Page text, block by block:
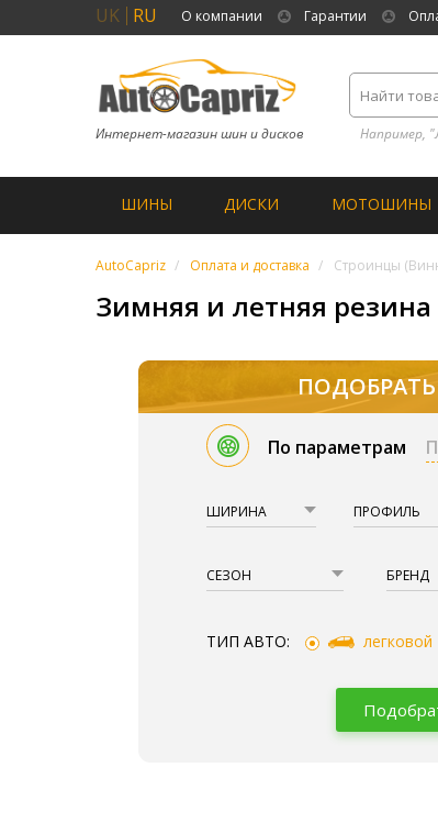
UK RU О компании Гарантии
Интернет-магазин шин и дисков Например,
ШИНЫ ДИСКИ МОТОШИНЫ
AutoCapriz Оплата и доставка Строинцы
Зимняя и летняя
По параметрам
ШИРИНА ПРОФИЛЬ
СЕЗОН БРЕНД
ТИП АВТО: легковой